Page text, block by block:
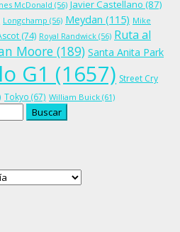
McDonald (56) Javier Castellano (87)
Longchamp (56) Meydan (115) Mike
(74) Royal Randwick (56) Ruta al
Moore (189) Santa Anita Park
G1 (1657) Street Cry
Tokyo (67) William Buick (61)